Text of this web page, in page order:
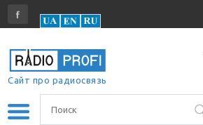
Сайт про радиосвязь